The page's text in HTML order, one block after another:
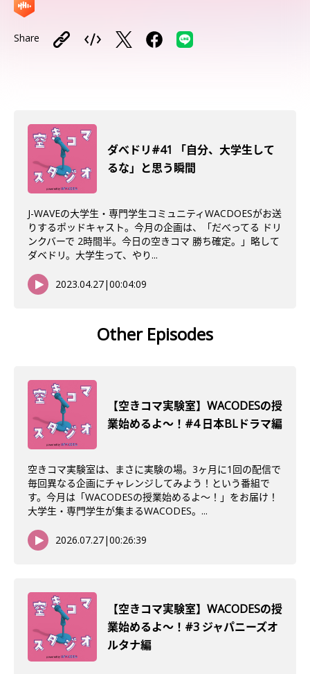
Share
ダべドリ#41 「自分、大学生して
るな」と思う瞬間
J-WAVEの大学生・専門学生コミュニティWACDOESがお送
りするポッドキャスト。今月の企画は、「だべってる ドリ
ンクバーで 2時間半。今日の空きコマ 勝ち確定。」略して
ダベドリ。大学生って、やり...
2023.04.27|00:04:09
Other Episodes
【空きコマ実験室】WACODESの授
業始めるよ～！#4 日本BLドラマ編
空きコマ実験室は、まさに実験の場。3ヶ月に1回の配信で
毎回異なる企画にチャレンジしてみよう！という番組で
す。今月は「WACODESの授業始めるよ～！」をお届け！
大学生・専門学生が集まるWACODES。...
2026.07.27|00:26:39
【空きコマ実験室】WACODESの授
業始めるよ〜！#3 ジャパニーズオ
ルタナ編